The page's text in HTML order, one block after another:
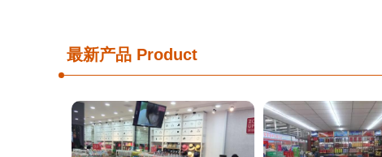
最新产品 Product